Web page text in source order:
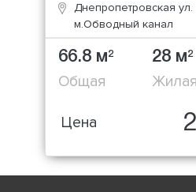
Днепропетровская ул.
м.Обводный канал
66.8 м2
Общая
28 м2
Жилая
Цена